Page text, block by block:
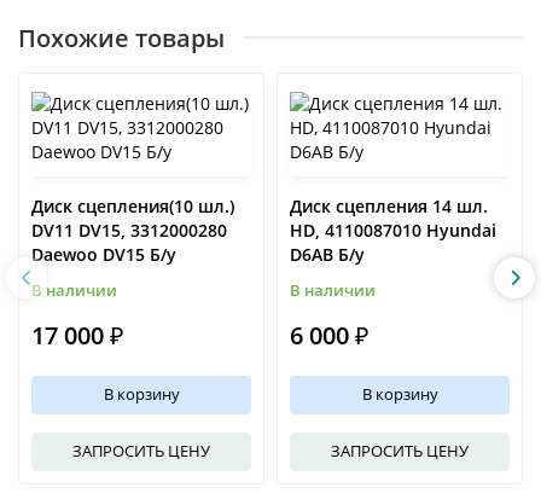
Похожие товары
Диск сцепления(10 шл.)
DV11 DV15, 3312000280
Daewoo DV15 Б/у
В наличии
17 000 ₽
В корзину
ЗАПРОСИТЬ ЦЕНУ
Диск сцепления 14 шл.
HD, 4110087010 Hyundai
D6AB Б/у
В наличии
6 000 ₽
В корзину
ЗАПРОСИТЬ ЦЕНУ